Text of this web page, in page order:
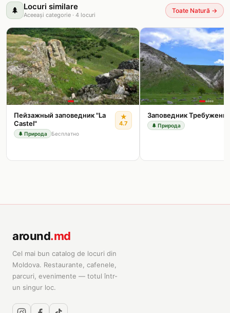
🌲 Locuri similare
Aceeași categorie · 4 locuri
Toate Natură →
Пейзажный заповедник "La
Castel"
🌲 Природа Бесплатно
★
4.7
Заповедник Требужены
🌲 Природа
around.md
Cel mai bun catalog de locuri din
Moldova. Restaurante, cafenele,
parcuri, evenimente — totul într-
un singur loc.